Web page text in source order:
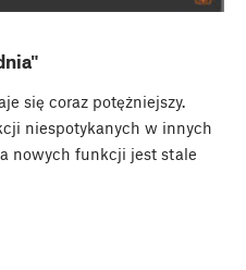
się coraz potężniejszy.
niespotykanych w innych
nowych funkcji jest stale